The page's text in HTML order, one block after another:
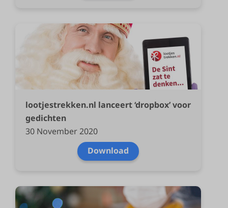
lootjestrekken.nl lanceert ‘dropbox’ voor
gedichten
30 November 2020
Download